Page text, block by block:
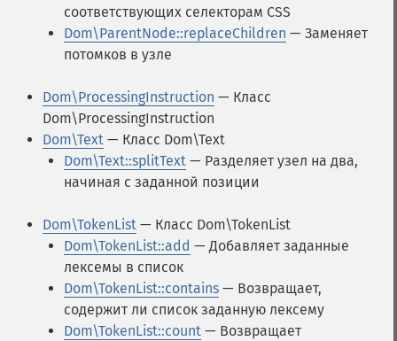
соответствующих селекторам CSS
Dom\ParentNode::replaceChildren — Заменяет
потомков в узле
Dom\ProcessingInstruction — Класс
Dom\ProcessingInstruction
Dom\Text — Класс Dom\Text
Dom\Text::splitText — Разделяет узел на два,
начиная с заданной позиции
Dom\TokenList — Класс Dom\TokenList
Dom\TokenList::add — Добавляет заданные
лексемы в список
Dom\TokenList::contains — Возвращает,
содержит ли список заданную лексему
Dom\TokenList::count — Возвращает